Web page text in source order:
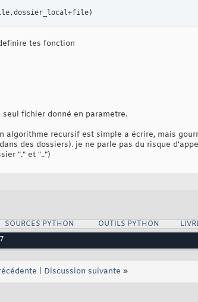
)
tes fonction
fichier donné en parametre.
recursif est simple a écrire, mais
des dossiers). je ne parle pas du risque
"." et "..")
SOURCES PYTHON OUTILS PYTHON
Discussion suivante »